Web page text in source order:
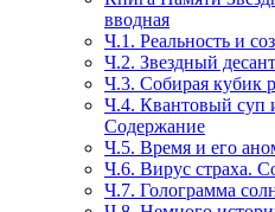
вводная
Ч.1. Реальность и
Ч.2. Звездный
Ч.3. Собирая кубик
Ч.4. Квантовый суп
Содержание
Ч.5. Время и его
Ч.6. Вирус страха.
Ч.7. Голограмма